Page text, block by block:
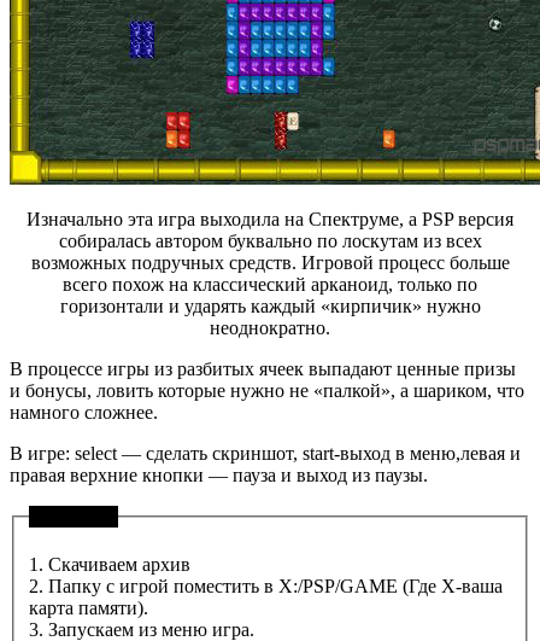
Изначально эта игра выходила на Спектруме, а PSP версия
собиралась автором буквально по лоскутам из всех
возможных подручных средств. Игровой процесс больше
всего похож на классический арканоид, только по
горизонтали и ударять каждый «кирпичик» нужно
неоднократно.
В процессе игры из разбитых ячеек выпадают ценные призы
и бонусы, ловить которые нужно не «палкой», а шариком, что
намного сложнее.
В игре: select — сделать скриншот, start-выход в меню,левая и
правая верхние кнопки — пауза и выход из паузы.
1. Скачиваем архив
2. Папку с игрой поместить в X:/PSP/GAME (Где X-ваша
карта памяти).
3. Запускаем из меню игра.